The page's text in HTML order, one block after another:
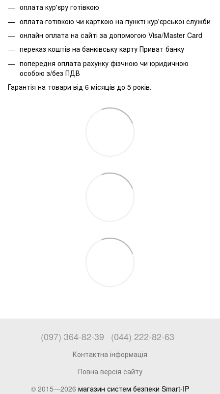
оплата кур'єру готівкою
оплата готівкою чи карткою на пункті кур'єрської служби
онлайн оплата на сайті за допомогою Visa/Master Card
переказ коштів на банківську карту Приват банку
попередня оплата рахунку фізчною чи юридичною
особою з/без ПДВ
Гарантія на товари від 6 місяців до 5 років.
(097) 364-82-39 (044) 222-82-63
Контактна інформація
Повна версія сайту
© 2015—2026 магазин систем безпеки Smart-IP